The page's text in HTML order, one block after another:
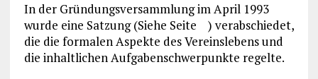
In der Gründungsversammlung im April 1993
wurde eine Satzung (Siehe Seite
) verabschiedet,
die die formalen Aspekte des Vereinslebens und
die inhaltlichen Aufgabenschwerpunkte regelte.